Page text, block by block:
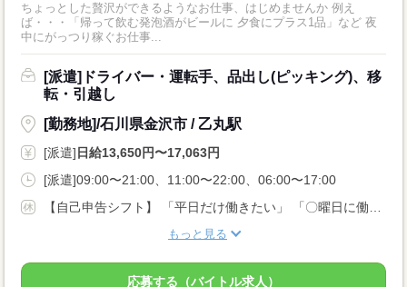
ちょっとした贅沢ができるようなお仕事、はじめませんか 例え
ば・・・「帰って飲む発泡酒がビールに 夕食にプラス1品」など 夜
中にがっつり稼ぐお仕事...
[派遣]ドライバー・運転手、品出し(ピッキング)、移
転・引越し
[勤務地]/石川県金沢市 / 乙丸駅
[派遣] 日給13,650円〜17,063円
[派遣]09:00〜21:00、11:00〜22:00、06:00〜17:00
【自己申告シフト】 「平日だけ働きたい」 「〇曜日に働きたい」 など、働き方は自分で選べます。 曜日・時間についてのご希望も 面談の際に教えてくださいね。 ※こちらは中型以上のお仕事の例です
もっと見る
応募する（バイトル求人）